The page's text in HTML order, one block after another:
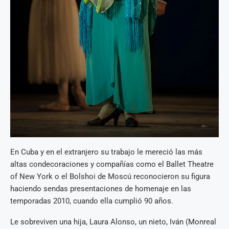
En Cuba y en el extranjero su trabajo le mereció las más
altas condecoraciones y compañías como el Ballet Theatre
of New York o el Bolshoi de Moscú reconocieron su figura
haciendo sendas presentaciones de homenaje en las
temporadas 2010, cuando ella cumplió 90 años.
Le sobreviven una hija, Laura Alonso, un nieto, Iván (Monreal